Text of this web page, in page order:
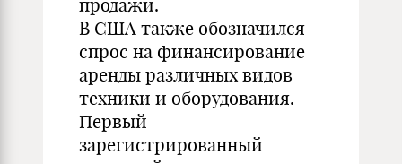
продажи.
В США также обозначился
спрос на финансирование
аренды различных видов
техники и оборудования.
Первый
зарегистрированный